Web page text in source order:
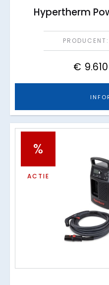
Hypertherm
PRODUCENT:
€ 9.610
%
ACTIE